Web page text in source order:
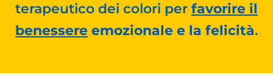
terapeutico dei colori per favorire il
benessere emozionale e la felicità.